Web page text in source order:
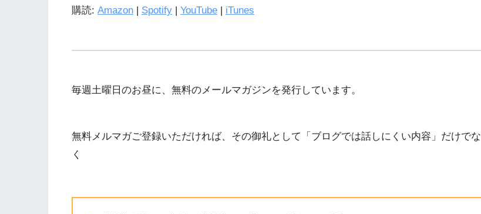
LINK
購読: Amazon Spotify YouTube iTunes
毎週土曜日のお昼に、無料のメールマガジンを発行しています。
無料メルマガご登録いただければ、その御礼として「ブログでは話しにくい内容」だけでな
く